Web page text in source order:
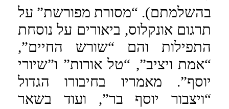
בהשלמתם). “מסורת מפורשת” על
תרגום אונקלוס, ביאורים על נוסחת
התפילות והם “שורש החיים”,
“אמת ויציב”, “טל אורות” ו”שיורי
יוסף”. מאמריו בחיבורו הגדול
“ויצבור יוסף בר”, ועוד בשאר